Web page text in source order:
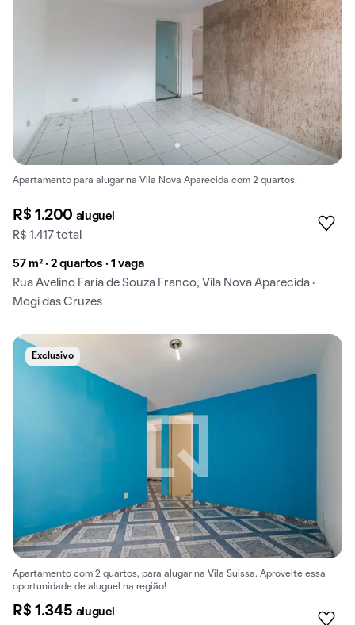
Apartamento para alugar na Vila Nova Aparecida com 2 quartos.
R$ 1.200 aluguel
R$ 1.417 total
57 m² · 2 quartos · 1 vaga
Rua Avelino Faria de Souza Franco, Vila Nova Aparecida ·
Mogi das Cruzes
Exclusivo
Apartamento com 2 quartos, para alugar na Vila Suissa. Aproveite essa
oportunidade de aluguel na região!
R$ 1.345 aluguel